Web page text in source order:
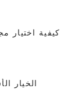
كيفية اختيار